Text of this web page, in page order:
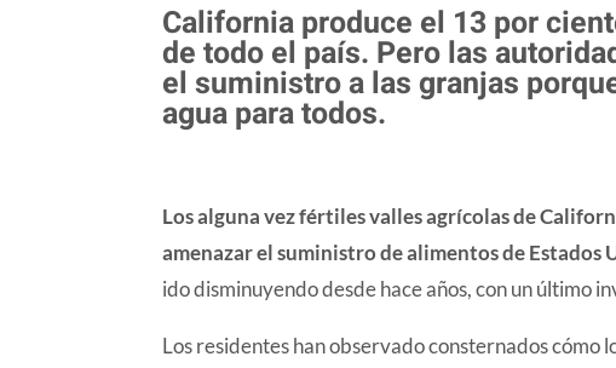
California produce el 13 por
de todo el país. Pero las
el suministro a las granjas
agua para todos.
Los alguna vez fértiles valles agrícolas de
amenazar el suministro de alimentos de Estados
ido disminuyendo desde hace años, con un último
Los residentes han observado consternados cómo